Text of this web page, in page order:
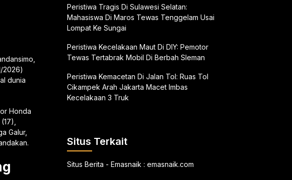
2026)
dunia
Honda
Galur,
Peristiwa Tragis Di Sulawesi Selatan:
Mahasiswa Di Maros Tewas Tenggelam Usai
Lompat Ke Sungai
Peristiwa Kecelakaan Maut Di DIY: Pemotor
Tewas Tertabrak Mobil Di Berbah Sleman
Peristiwa Kemacetan Di Jalan Tol: Ruas Tol
Cikampek Arah Jakarta Macet Imbas
Kecelakaan 3 Truk
Situs Terkait
Situs Berita - Emasnaik : emasnaik.com